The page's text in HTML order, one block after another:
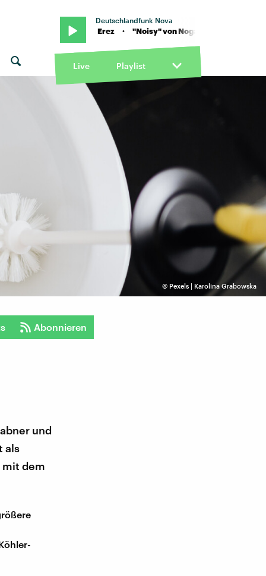
Deutschlandfunk Nova
von Noga Erez · "Noisy" von Noga Erez
Live Playlist
© Pexels | Karolina Grabowska
Abonnieren
und
als
mit dem